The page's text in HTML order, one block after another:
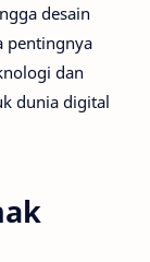
desain
pentingnya
dan
dunia digital